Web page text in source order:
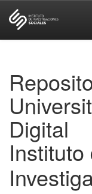
Digital
Instituto